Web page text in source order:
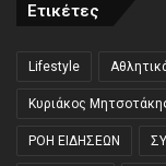
Ετικέτες
Lifestyle
Κυριάκος
ΡΟΗ ΕΙΔΗΣΕΩΝ